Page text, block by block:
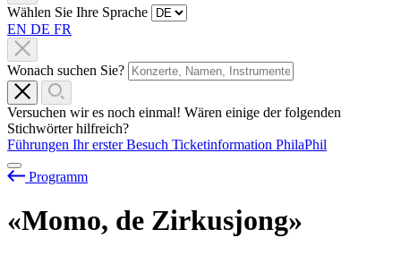
Wählen Sie Ihre Sprache
EN DE FR
Wonach suchen Sie?
Versuchen wir es noch einmal! Wären einige der folgenden
Stichwörter hilfreich?
Führungen Ihr erster Besuch Ticketinformation PhilaPhil
Programm
«Momo, de Zirkusjong»